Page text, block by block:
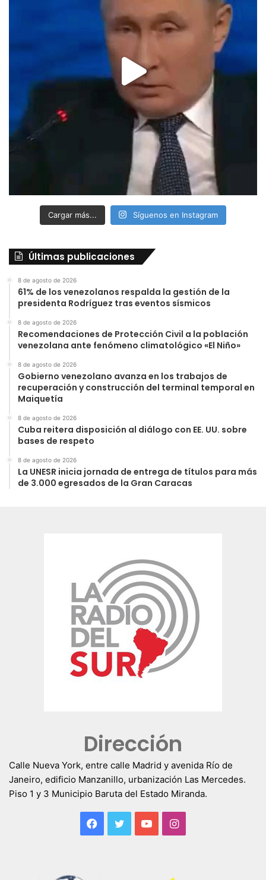
Cargar más... Síguenos en Instagram
Últimas publicaciones
8 de agosto de 2026
61% de los venezolanos respalda la gestión de la
presidenta Rodríguez tras eventos sísmicos
8 de agosto de 2026
Recomendaciones de Protección Civil a la población
venezolana ante fenómeno climatológico «El Niño»
8 de agosto de 2026
Gobierno venezolano avanza en los trabajos de
recuperación y construcción del terminal temporal en
Maiquetía
8 de agosto de 2026
Cuba reitera disposición al diálogo con EE. UU. sobre
bases de respeto
8 de agosto de 2026
La UNESR inicia jornada de entrega de títulos para más
de 3.000 egresados de la Gran Caracas
Dirección
Calle Nueva York, entre calle Madrid y avenida Río de
Janeiro, edificio Manzanillo, urbanización Las Mercedes.
Piso 1 y 3 Municipio Baruta del Estado Miranda.
Facebook
TwitterYouTubeInstagram